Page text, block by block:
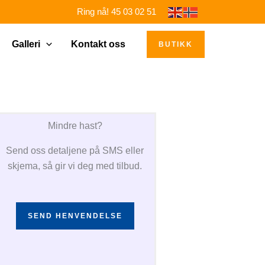
Ring nå! 45 03 02 51
Galleri Kontakt oss BUTIKK
Mindre hast?
Send oss detaljene på SMS eller
skjema, så gir vi deg med tilbud.
SEND HENVENDELSE